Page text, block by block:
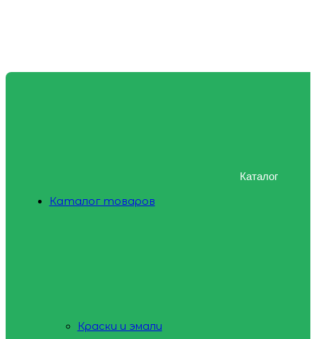
Каталог
Каталог товаров
Краски и эмали